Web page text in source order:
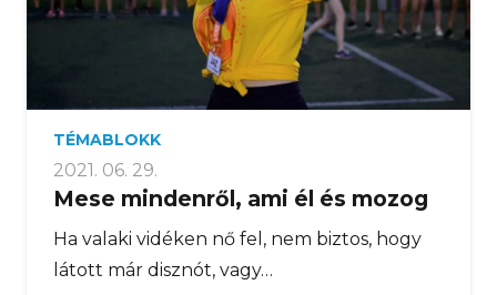
TÉMABLOKK
2021. 06. 29.
Mese mindenről, ami él és mozog
Ha valaki vidéken nő fel, nem biztos, hogy
látott már disznót, vagy…